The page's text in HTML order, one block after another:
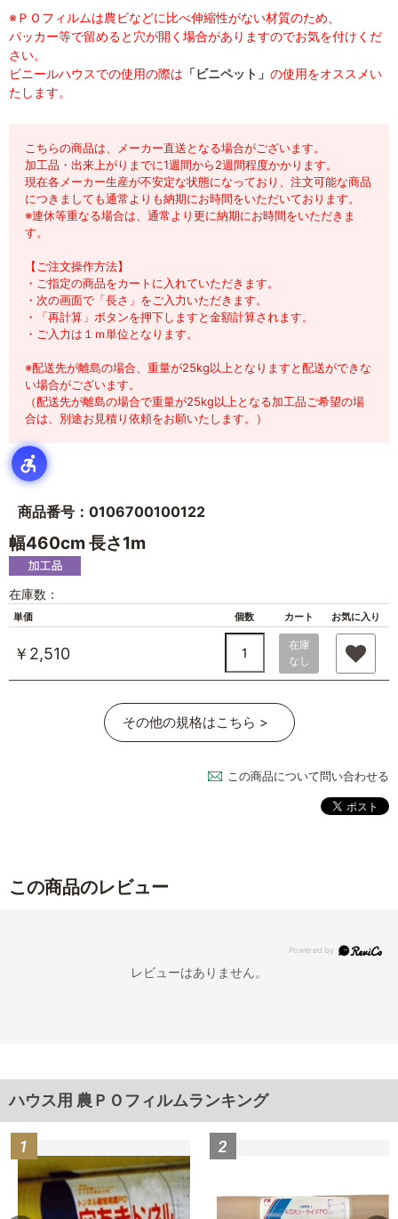
※ＰＯフィルムは農ビなどに比べ伸縮性がない材質のため、
パッカー等で留めると穴が開く場合がありますのでお気を付けくだ
さい。
ビニールハウスでの使用の際は 「ビニペット」 の使用をオススメい
たします。
こちらの商品は、メーカー直送となる場合がございます。
加工品・出来上がりまでに1週間から2週間程度かかります。
現在各メーカー生産が不安定な状態になっており、注文可能な商品
につきましても通常よりも納期にお時間をいただいております。
※連休等重なる場合は、通常より更に納期にお時間をいただきま
す。
【ご注文操作方法】
・ご指定の商品をカートに入れていただきます。
・次の画面で「長さ」をご入力いただきます。
・「再計算」ボタンを押下しますと金額計算されます。
・ご入力は１ｍ単位となります。
※配送先が離島の場合、重量が25kg以上となりますと配送ができな
い場合がございます。
（配送先が離島の場合で重量が25kg以上となる加工品ご希望の場
合は、別途お見積り依頼をお願いたします。）
商品番号：0106700100122
幅460cm 長さ1m
在庫数：
単価 個数 カート お気に入り
￥2,510
在庫
なし
その他の規格はこちら >
この商品について問い合わせる
この商品のレビュー
レビューはありません。
ハウス用 農ＰＯフィルムランキング